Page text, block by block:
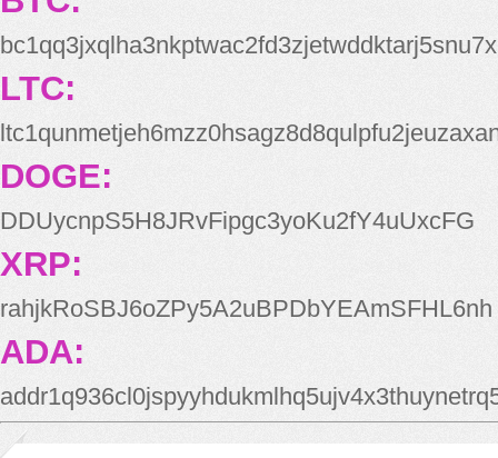
bc1qq3jxqlha3nkptwac2fd3zjetwddktarj5snu7x
LTC:
DOGE:
DDUycnpS5H8JRvFipgc3yoKu2fY4uUxcFG
XRP:
rahjkRoSBJ6oZPy5A2uBPDbYEAmSFHL6nh
ADA: